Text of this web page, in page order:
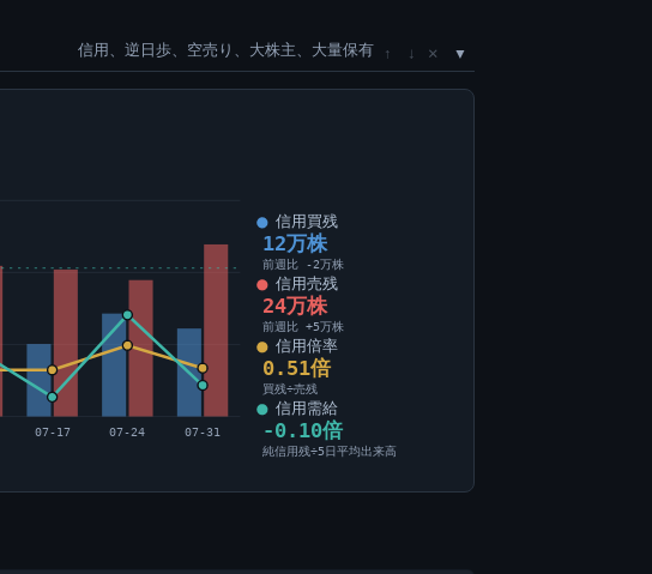
信用、逆日歩、空売り、大株主、大量保有 ↑ ↓ ×
07-17 07-24 07-31
信用買残
12万株
前週比 -2万株
信用売残
24万株
前週比 +5万株
信用倍率
0.51倍
買残÷売残
信用需給
-0.10倍
純信用残÷5日平均出来高